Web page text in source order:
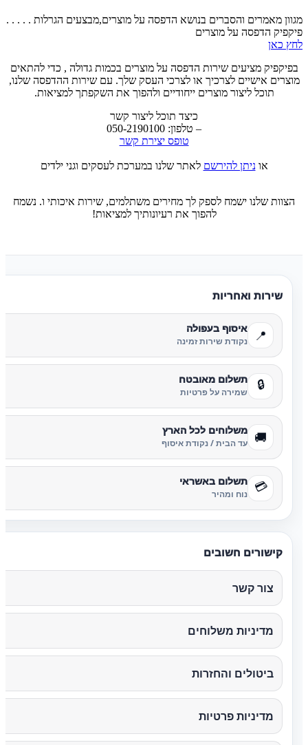
מגוון מאמרים והסברים בנושא הדפסה על מוצרים,מבצעים הגרלות . . . . .
פיקפיק הדפסה על מוצרים
לחץ כאן
בפיקפיק מציעים שירות הדפסה על מוצרים בכמות גדולה , כדי להתאים
מוצרים אישיים לצרכיך או לצרכי העסק שלך. עם שירות ההדפסה שלנו,
תוכל ליצור מוצרים ייחודיים ולהפוך את השקפתך למציאות.
כיצד תוכל ליצור קשר
– טלפון: 050-2190100
טופס יצירת קשר
אוניתן להירשם לאתר שלנו במערכת לעסקים וגני ילדים
הצוות שלנו ישמח לספק לך מחירים משתלמים, שירות איכותי ו. נשמח
להפוך את רעיונותיך למציאות!
שירות ואחריות
📍 איסוף בעפולה
נקודת שירות זמינה
🔒 תשלום מאובטח
שמירה על פרטיות
🚚 משלוחים לכל הארץ
עד הבית / נקודת איסוף
💳 תשלום באשראי
נוח ומהיר
קישורים חשובים
צור קשר
מדיניות משלוחים
ביטולים והחזרות
מדיניות פרטיות